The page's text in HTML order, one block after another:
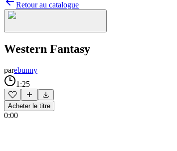
Retour au catalogue
Western Fantasy
parebunny
1:25
Acheter le titre
0:00